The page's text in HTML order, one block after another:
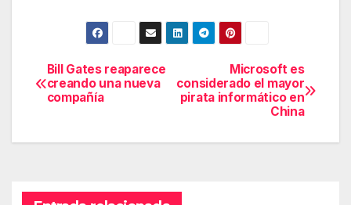
Navegación
de
entradas
Microsoft es
considerado el mayor
pirata informático en
China
Bill Gates reaparece
creando una nueva
compañía